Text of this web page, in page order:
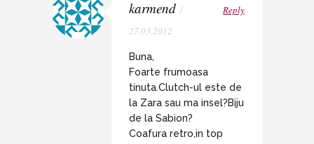
karmend /
27.03.2012
Reply
Buna,
Foarte frumoasa
tinuta.Clutch-ul este de
la Zara sau ma insel?Biju
de la Sabion?
Coafura retro,in top